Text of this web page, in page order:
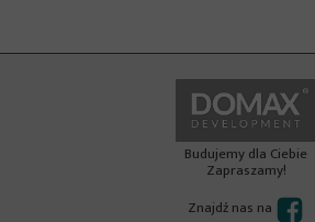
Budujemy dla Ciebie
Zapraszamy!
Znajdź nas na